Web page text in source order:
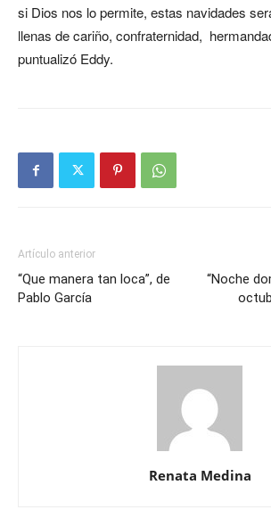
si Dios nos lo permite, estas navidades
llenas de cariño, confraternidad,
puntualizó Eddy.
Artículo anterior
“Que manera tan loca”, de
Pablo García
“Noche
Renata Medina